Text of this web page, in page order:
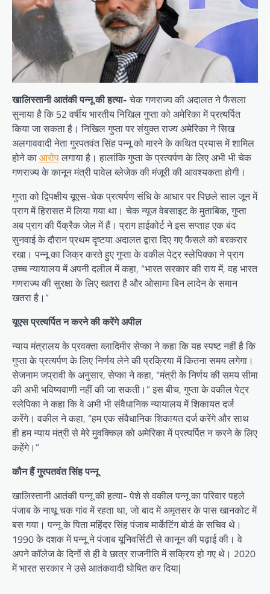
खालिस्तानी आतंकी पन्नू की हत्या-चेक गणराज्य की अदालत ने फैसला
सुनाया है कि 52 वर्षीय भारतीय निखिल गुप्ता को अमेरिका में प्रत्यर्पित
किया जा सकता है। निखिल गुप्ता पर संयुक्त राज्य अमेरिका ने सिख
अलगाववादी नेता गुरपतवंत सिंह पन्नू को मारने के कथित प्रयास में शामिल
होने काआरोपलगाया है। हालांकि गुप्ता के प्रत्यर्पण के लिए अभी भी चेक
गणराज्य के कानून मंत्री पावेल ब्लेजेक की मंजूरी की आवश्यकता होगी।
गुप्ता को द्विपक्षीय यूएस-चेक प्रत्यर्पण संधि के आधार पर पिछले साल जून में
प्राग में हिरासत में लिया गया था। चेक न्यूज वेबसाइट के मुताबिक, गुप्ता
अब प्राग की पैंक्रैक जेल में हैं। प्राग हाईकोर्ट ने इस सप्ताह एक बंद
सुनवाई के दौरान प्रथम दृष्टया अदालत द्वारा दिए गए फैसले को बरकरार
रखा। पन्नू का जिक्र करते हुए गुप्ता के वकील पेट्र स्लेपिक्का ने प्राग
उच्च न्यायालय में अपनी दलील में कहा, “भारत सरकार की राय में, वह भारत
गणराज्य की सुरक्षा के लिए खतरा है और ओसामा बिन लादेन के समान
खतरा है।”
यूएस प्रत्यर्पित न करने की करेंगे अपील
न्याय मंत्रालय के प्रवक्ता व्लादिमीर सेप्का ने कहा कि यह स्पष्ट नहीं है कि
गुप्ता के प्रत्यर्पण के लिए निर्णय लेने की प्रक्रिया में कितना समय लगेगा।
सेजनाम जप्रावी के अनुसार, सेप्का ने कहा, “मंत्री के निर्णय की समय सीमा
की अभी भविष्यवाणी नहीं की जा सकती।” इस बीच, गुप्ता के वकील पेट्र
स्लेपिका ने कहा कि वे अभी भी संवैधानिक न्यायालय में शिकायत दर्ज
करेंगे। वकील ने कहा, “हम एक संवैधानिक शिकायत दर्ज करेंगे और साथ
ही हम न्याय मंत्री से मेरे मुवक्किल को अमेरिका में प्रत्यर्पित न करने के लिए
कहेंगे।”
कौन हैं गुरपतवंत सिंह पन्नू
खालिस्तानी आतंकी पन्नू की हत्या- पेशे से वकील पन्नू का परिवार पहले
पंजाब के नाथू चक गांव में रहता था, जो बाद में अमृतसर के पास खानकोट में
बस गया। पन्नू के पिता महिंदर सिंह पंजाब मार्केटिंग बोर्ड के सचिव थे।
1990 के दशक में पन्नू ने पंजाब यूनिवर्सिटी से कानून की पढ़ाई की। वे
अपने कॉलेज के दिनों से ही वे छात्र राजनीति में सक्रिय हो गए थे। 2020
में भारत सरकार ने उसे आतंकवादी घोषित कर दिया|